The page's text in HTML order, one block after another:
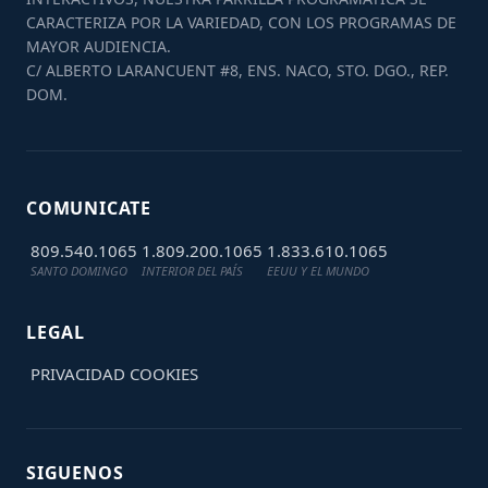
CARACTERIZA POR LA VARIEDAD, CON LOS PROGRAMAS DE
MAYOR AUDIENCIA.
C/ ALBERTO LARANCUENT #8, ENS. NACO, STO. DGO., REP.
DOM.
COMUNICATE
809.540.1065
SANTO DOMINGO
1.809.200.1065
INTERIOR DEL PAÍS
1.833.610.1065
EEUU Y EL MUNDO
LEGAL
PRIVACIDAD COOKIES
SIGUENOS